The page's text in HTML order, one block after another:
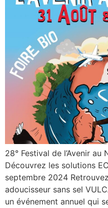
28° Festival de l’Avenir
Découvrez les solutions
septembre 2024
adoucisseur sans sel
un événement annuel qui